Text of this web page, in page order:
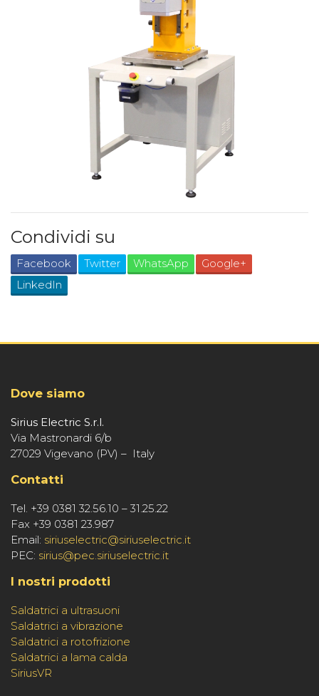
Condividi su
Facebook Twitter WhatsApp
Google+
LinkedIn
Dove siamo
Sirius Electric S.r.l.
Via Mastronardi 6/b
27029 Vigevano (PV) – Italy
Contatti
Tel. +39 0381 32.56.10 – 31.25.22
Fax +39 0381 23.987
Email: siriuselectric@siriuselectric.it
PEC: sirius@pec.siriuselectric.it
I nostri prodotti
Saldatrici a ultrasuoni
Saldatrici a vibrazione
Saldatrici a rotofrizione
Saldatrici a lama calda
SiriusVR